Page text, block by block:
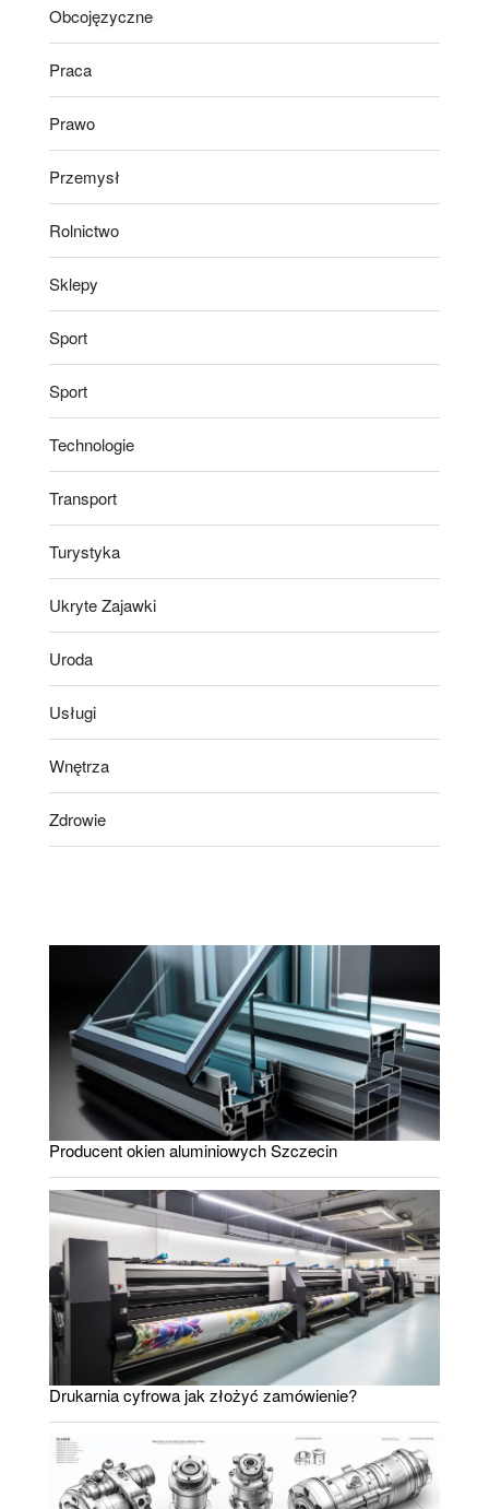
Obcojęzyczne
Praca
Prawo
Przemysł
Rolnictwo
Sklepy
Sport
Sport
Technologie
Transport
Turystyka
Ukryte Zajawki
Uroda
Usługi
Wnętrza
Zdrowie
Producent okien aluminiowych Szczecin
Drukarnia cyfrowa jak złożyć zamówienie?